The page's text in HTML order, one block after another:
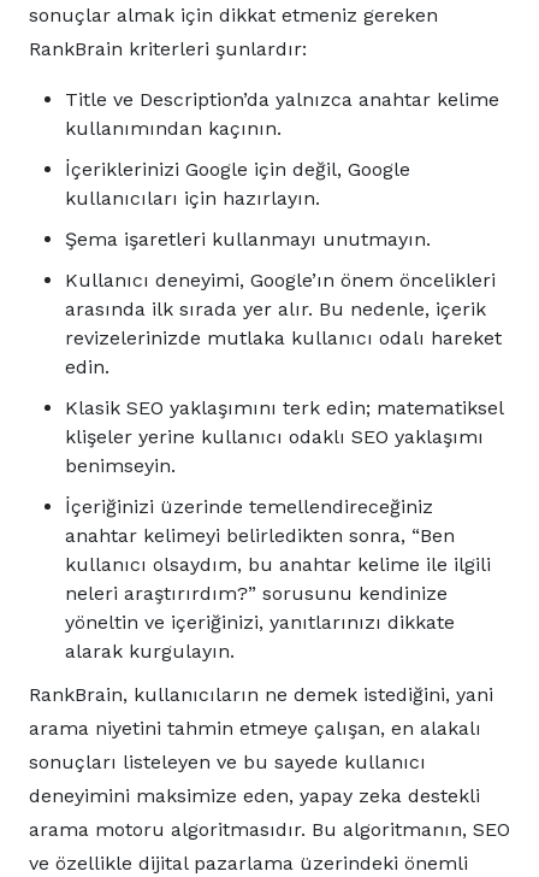
sonuçlar almak için dikkat etmeniz gereken
RankBrain kriterleri şunlardır:
Title ve Description’da yalnızca anahtar kelime
kullanımından kaçının.
İçeriklerinizi Google için değil, Google
kullanıcıları için hazırlayın.
Şema işaretleri kullanmayı unutmayın.
Kullanıcı deneyimi, Google’ın önem öncelikleri
arasında ilk sırada yer alır. Bu nedenle, içerik
revizelerinizde mutlaka kullanıcı odalı hareket
edin.
Klasik SEO yaklaşımını terk edin; matematiksel
klişeler yerine kullanıcı odaklı SEO yaklaşımı
benimseyin.
İçeriğinizi üzerinde temellendireceğiniz
anahtar kelimeyi belirledikten sonra, “Ben
kullanıcı olsaydım, bu anahtar kelime ile ilgili
neleri araştırırdım?” sorusunu kendinize
yöneltin ve içeriğinizi, yanıtlarınızı dikkate
alarak kurgulayın.
RankBrain, kullanıcıların ne demek istediğini, yani
arama niyetini tahmin etmeye çalışan, en alakalı
sonuçları listeleyen ve bu sayede kullanıcı
deneyimini maksimize eden, yapay zeka destekli
arama motoru algoritmasıdır. Bu algoritmanın, SEO
ve özellikle dijital pazarlama üzerindeki önemli